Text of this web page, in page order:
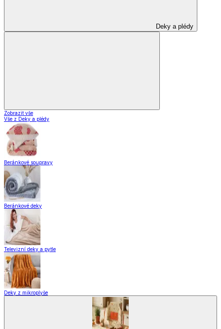
Deky a plédy
Zobrazit vše
Vše z Deky a plédy
Beránkové soupravy
Beránkové deky
Televizní deky a pytle
Deky z mikroplyše